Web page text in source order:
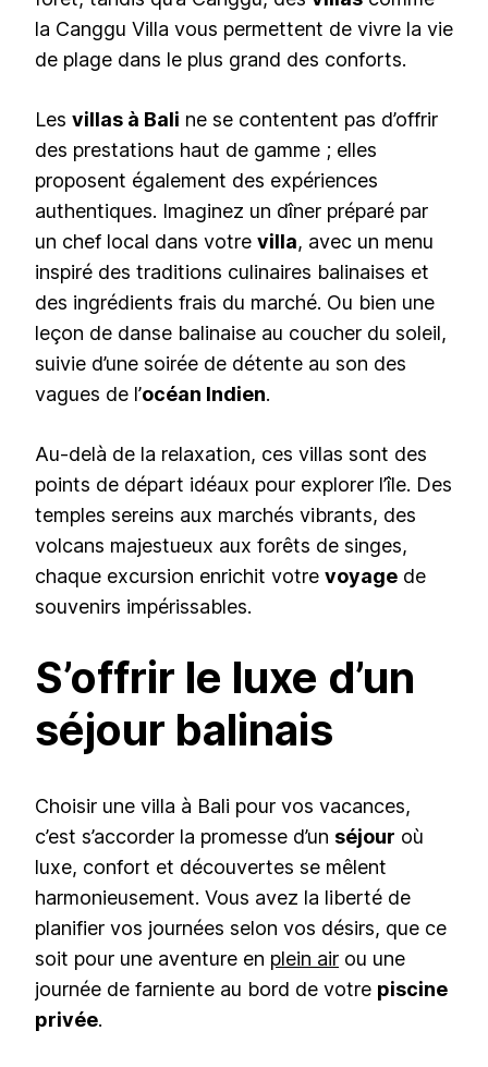
la Canggu Villa vous permettent de vivre la vie
de plage dans le plus grand des conforts.
Les villas à Bali ne se contentent pas d’offrir
des prestations haut de gamme ; elles
proposent également des expériences
authentiques. Imaginez un dîner préparé par
un chef local dans votre villa, avec un menu
inspiré des traditions culinaires balinaises et
des ingrédients frais du marché. Ou bien une
leçon de danse balinaise au coucher du soleil,
suivie d’une soirée de détente au son des
vagues de l’océan Indien.
Au-delà de la relaxation, ces villas sont des
points de départ idéaux pour explorer l’île. Des
temples sereins aux marchés vibrants, des
volcans majestueux aux forêts de singes,
chaque excursion enrichit votre voyage de
souvenirs impérissables.
S’offrir le luxe d’un
séjour balinais
Choisir une villa à Bali pour vos vacances,
c’est s’accorder la promesse d’un séjour où
luxe, confort et découvertes se mêlent
harmonieusement. Vous avez la liberté de
planifier vos journées selon vos désirs, que ce
soit pour une aventure en plein air ou une
journée de farniente au bord de votre piscine
privée.